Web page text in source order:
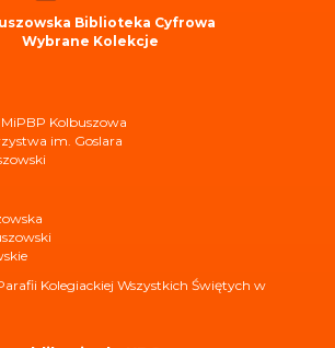
Biblioteka Cyfrowa
Wybrane Kolekcje
Kolbuszowa
im. Goslara
Kolegiackiej Wszystkich Świętych w